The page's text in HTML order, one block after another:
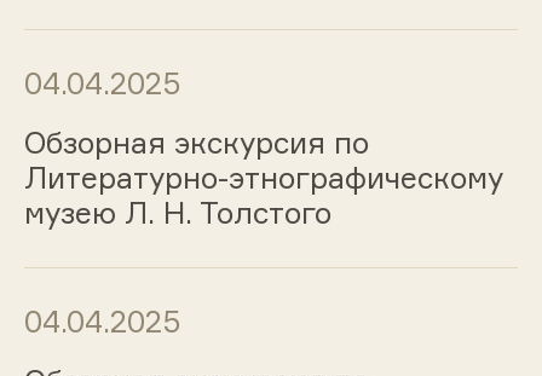
04.04.2025
Обзорная экскурсия по
Литературно-этнографическому
музею Л. Н. Толстого
04.04.2025